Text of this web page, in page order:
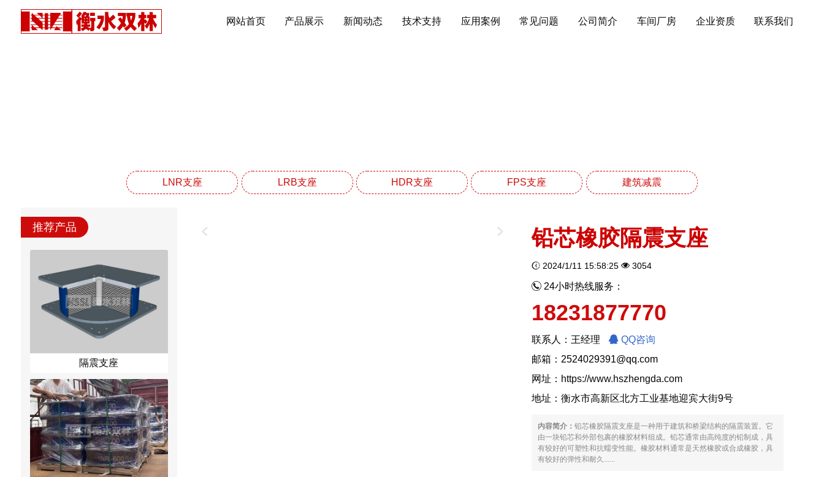
网站首页 产品展示 新闻动态 技术支持 应用案例 常见问题 公司简介 车间厂房 企业资质 联系我们
LNR支座 LRB支座 HDR支座 FPS支座 建筑减震
推荐产品
隔震支座
铅芯橡胶隔震支座
2024/1/11 15:58:25 3054
24小时热线服务：
18231877770
联系人：王经理
QQ咨询
邮箱：2524029391@qq.com
网址： https://www.hszhengda.com
地址：衡水市高新区北方工业基地迎宾大街9号
内容简介： 铅芯橡胶隔震支座是一种用于建筑和桥梁结构的隔震装置。它
由一块铅芯和外部包裹的橡胶材料组成。铅芯通常由高纯度的铅制成，具
有较好的可塑性和抗蠕变性能。橡胶材料通常是天然橡胶或合成橡胶，具
有较好的弹性和耐久......